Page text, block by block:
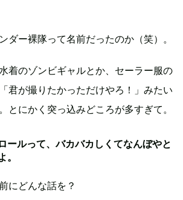
ー裸隊って名前だったのか（笑）。
着のゾンビギャルとか、セーラー服の
君が撮りたかっただけやろ！」みたい
とにかく突っ込みどころが多すぎて。
ールって、バカバカしくてなんぼやと
にどんな話を？